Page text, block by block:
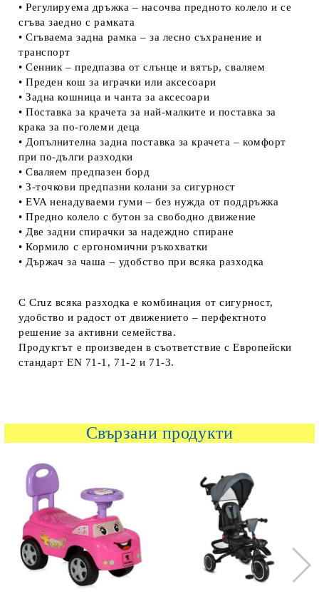
• Регулируема дръжка – насочва предното колело и се
сгъва заедно с рамката
• Сгъваема задна рамка – за лесно съхранение и
транспорт
• Сенник – предпазва от слънце и вятър, сваляем
• Преден кош за играчки или аксесоари
• Задна кошница и чанта за аксесоари
• Поставка за крачета за най-малките и поставка за
крака за по-големи деца
• Допълнителна задна поставка за крачета – комфорт
при по-дълги разходки
• Сваляем предпазен борд
• 3-точкови предпазни колани за сигурност
• EVA ненадуваеми гуми – без нужда от поддръжка
• Предно колело с бутон за свободно движение
• Две задни спирачки за надеждно спиране
• Кормило с ергономични ръкохватки
• Държач за чаша – удобство при всяка разходка
С Cruz всяка разходка е комбинация от сигурност,
удобство и радост от движението – перфектното
решение за активни семейства.
Продуктът е произведен в съответствие с Европейски
стандарт EN 71-1, 71-2 и 71-3.
Свързани продукти